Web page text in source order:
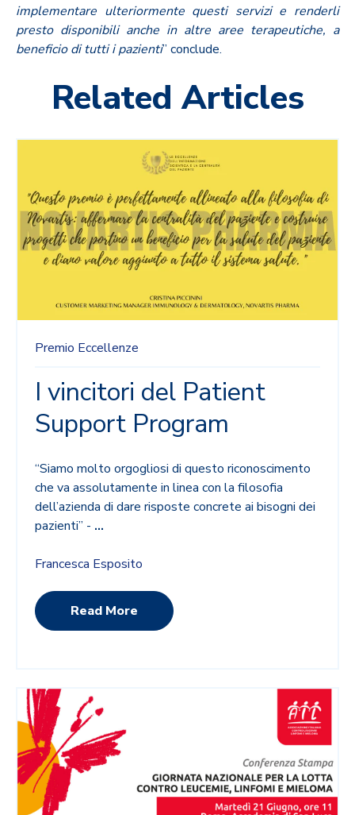
implementare ulteriormente questi servizi e renderli
presto disponibili anche in altre aree terapeutiche, a
beneficio di tutti i pazienti” conclude.
Related Articles
Premio Eccellenze
I vincitori del Patient
Support Program
“Siamo molto orgogliosi di questo riconoscimento
che va assolutamente in linea con la filosofia
dell’azienda di dare risposte concrete ai bisogni dei
pazienti” - ...
Francesca Esposito
Read More